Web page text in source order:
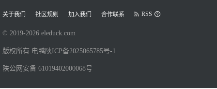
关于我们 社区规则 加入我们 合作联系 RSS
© 2019-2026 eleduck.com
版权所有 电鸭 陕ICP备2025065785号-1
陕公网安备 61019402000068号